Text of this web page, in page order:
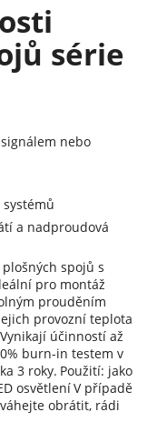
série
nebo
systémů
a nadproudová
spojů s
pro montáž
prouděním
provozní teplota
účinností až
burn-in testem v
3 roky. Použití: jako
osvětleníV případě
obrátit, rádi